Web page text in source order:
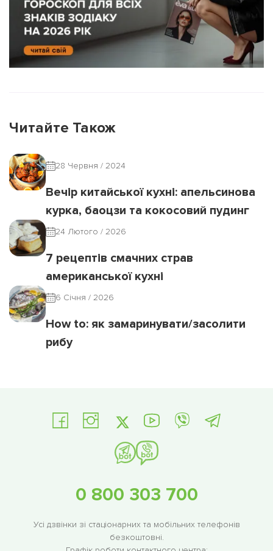
Читайте Також
28 Червня / 2024
Вечір китайської кухні: апельсинова
курка, баоцзи та кокосовий пудинг
24 Лютого / 2026
7 рецептів смачних страв
американської кухні
6 Січня / 2026
How to: як замаринувати/засолити
рибу
0 800 303 700
Усі дзвінки зі стаціонарних та мобільних телефонів
безкоштовні.